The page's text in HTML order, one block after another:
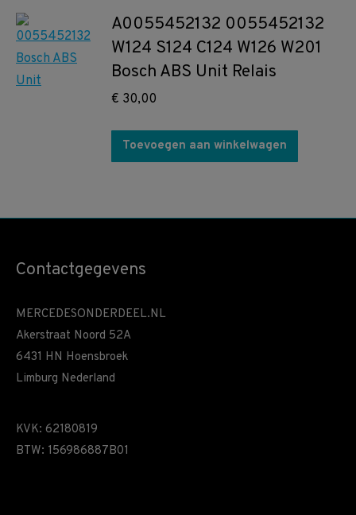
A0055452132 0055452132
W124 S124 C124 W126 W201
Bosch ABS Unit Relais
€ 30,00
Toevoegen aan winkelwagen
Contactgegevens
MERCEDESONDERDEEL.NL
Akerstraat Noord 52A
6431 HN Hoensbroek
Limburg Nederland
KVK: 62180819
BTW: 156986887B01